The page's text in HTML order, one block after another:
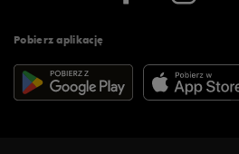
Pobierz aplikację